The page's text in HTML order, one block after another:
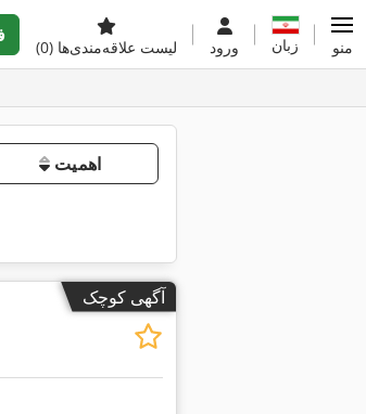
لیست علاقه‌مندی‌ها (0) ورود زبان منو
اهمیت
آگهی کوچک